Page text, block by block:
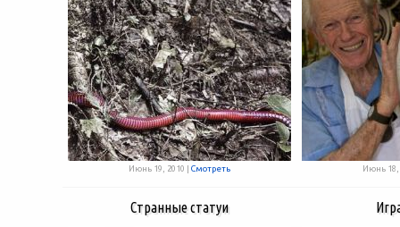
Июнь 19, 2010 | Смотреть Июнь 18,
Странные статуи